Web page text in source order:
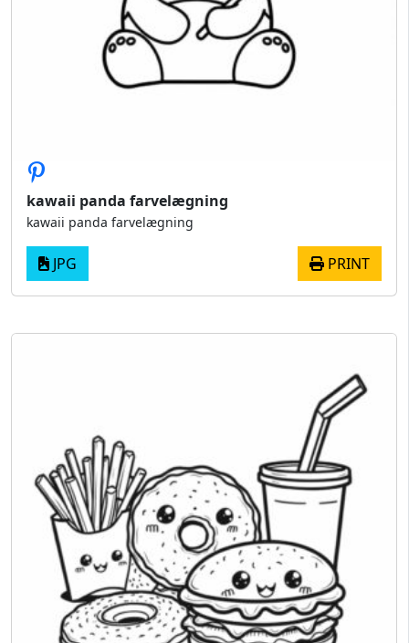
kawaii panda farvelægning
kawaii panda farvelægning
JPG PRINT